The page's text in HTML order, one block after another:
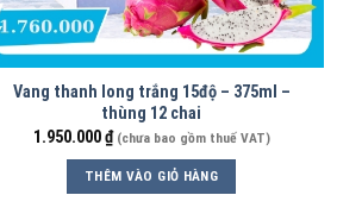
Vang thanh long trắng 15độ – 375ml –
thùng 12 chai
1.950.000₫ (chưa bao gồm thuế VAT)
THÊM VÀO GIỎ HÀNG